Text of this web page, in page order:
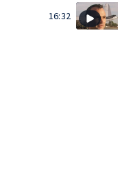
16:32